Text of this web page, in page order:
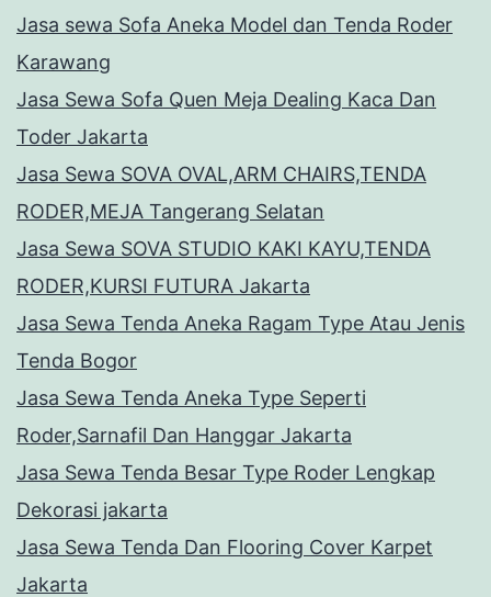
Jasa sewa Sofa Aneka Model dan Tenda Roder
Karawang
Jasa Sewa Sofa Quen Meja Dealing Kaca Dan
Toder Jakarta
Jasa Sewa SOVA OVAL,ARM CHAIRS,TENDA
RODER,MEJA Tangerang Selatan
Jasa Sewa SOVA STUDIO KAKI KAYU,TENDA
RODER,KURSI FUTURA Jakarta
Jasa Sewa Tenda Aneka Ragam Type Atau Jenis
Tenda Bogor
Jasa Sewa Tenda Aneka Type Seperti
Roder,Sarnafil Dan Hanggar Jakarta
Jasa Sewa Tenda Besar Type Roder Lengkap
Dekorasi jakarta
Jasa Sewa Tenda Dan Flooring Cover Karpet
Jakarta